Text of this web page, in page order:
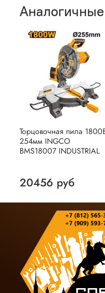
Торцовочная пила
254мм INGCO
BMS18007 INDUSTRIAL
20456 руб